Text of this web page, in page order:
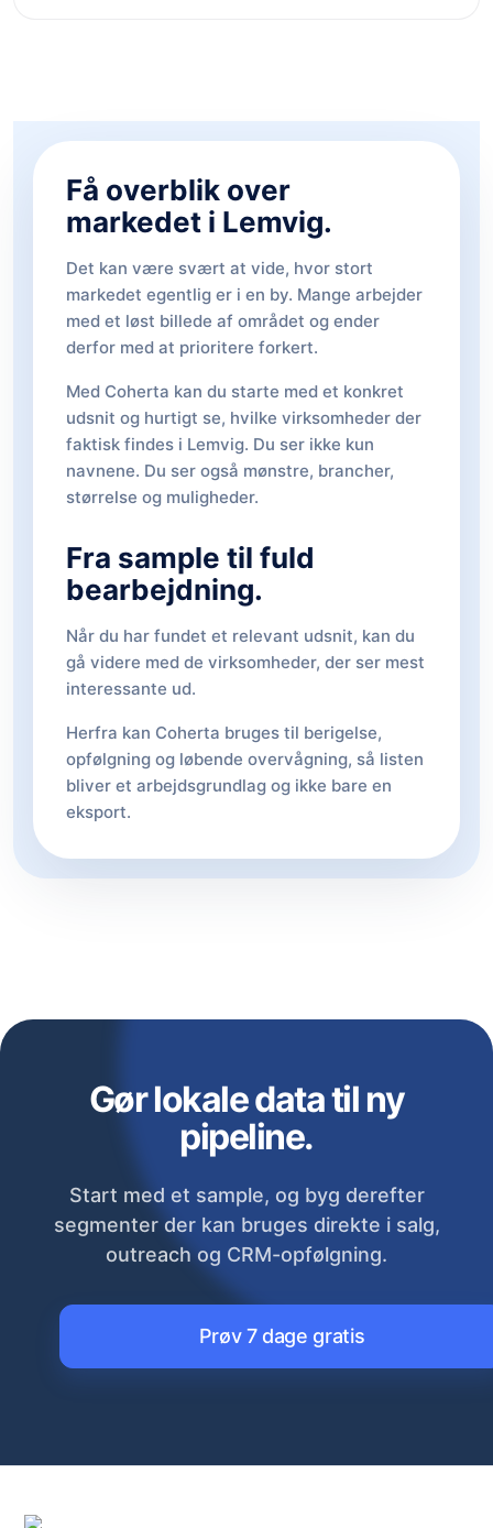
Få overblik over
markedet i Lemvig.
Det kan være svært at vide, hvor stort
markedet egentlig er i en by. Mange arbejder
med et løst billede af området og ender
derfor med at prioritere forkert.
Med Coherta kan du starte med et konkret
udsnit og hurtigt se, hvilke virksomheder der
faktisk findes i Lemvig. Du ser ikke kun
navnene. Du ser også mønstre, brancher,
størrelse og muligheder.
Fra sample til fuld
bearbejdning.
Når du har fundet et relevant udsnit, kan du
gå videre med de virksomheder, der ser mest
interessante ud.
Herfra kan Coherta bruges til berigelse,
opfølgning og løbende overvågning, så listen
bliver et arbejdsgrundlag og ikke bare en
eksport.
Gør lokale data til ny
pipeline.
Start med et sample, og byg derefter
segmenter der kan bruges direkte i salg,
outreach og CRM-opfølgning.
Prøv 7 dage gratis